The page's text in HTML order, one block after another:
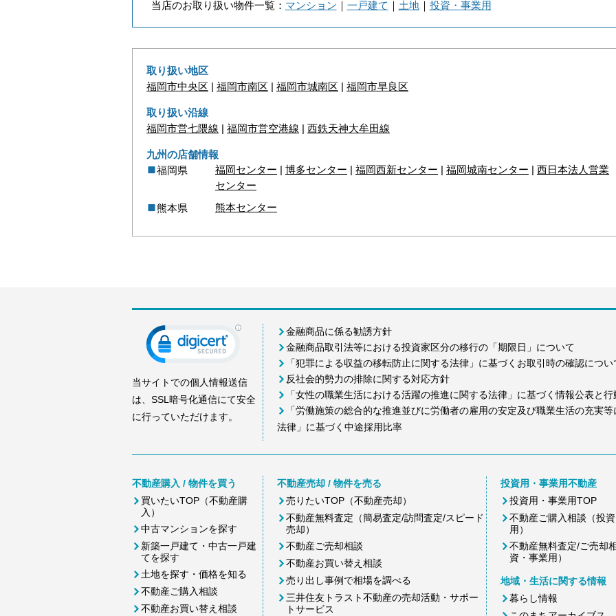
当店のお取り扱い物件一覧： マンション ｜ 一戸建て ｜ 土地｜ 投資・事業用
取り扱い地区
福岡市中央区 | 福岡市南区 | 福岡市城南区 | 福岡市早良区
取り扱い沿線
福岡市営七隈線 | 福岡市営空港線 | 西鉄天神大牟田線
九州の店舗情報
福岡県
福岡センター | 博多センター | 福岡西新センター | 福岡城南センター | 西日本法人営業
センター
熊本県
熊本センター
当サイトでの個人情報送信
は、SSL暗号化通信にて安全
に行っていただけます。
金融商品に係る勧誘方針
金融商品取引法等における投資家区分の移行の「期限日」について
「犯罪による収益の移転防止に関する法律」に基づくお取引時の確認につい
反社会的勢力の排除に関する対応方針
「女性の職業生活における活躍の推進に関する法律」に基づく情報公表と行
「労働施策の総合的な推進並びに労働者の雇用の安定及び職業生活の充実等
法律」に基づく中途採用比率
不動産購入 / 物件を買う
買いたいTOP（不動産購
入）
中古マンションを探す
新築一戸建て・中古一戸建
てを探す
土地を探す・価格を知る
不動産ご購入相談
不動産お買い替え相談
不動産売却 / 物件を売る
売りたいTOP（不動産売却）
不動産無料査定（簡易査定/訪問査定/スピード
売却）
不動産ご売却相談
不動産お買い替え相談
売り出し事例で相場を調べる
三井住友トラスト不動産の売却活動・サポー
トサービス
投資用・事業用不動産
投資用・事業用TOP
不動産ご購入相談（投
用）
不動産無料査定/ご売却
資・事業用）
地域・生活に関する情報
暮らし情報